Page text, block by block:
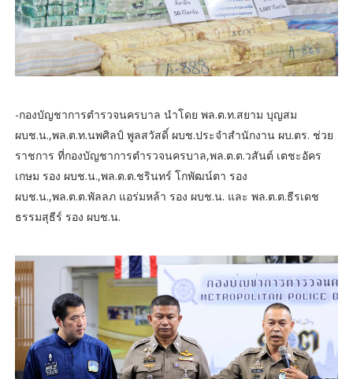
-กองบัญชาการตำรวจนครบาล นำโดย พล.ต.ท.สยาม บุญสม
ผบช.น.,พล.ต.ท.นพศิลป์ พูลสวัสดิ์ ผบช.ประจำสำนักงาน ผบ.ตร. ช่วย
ราชการ ที่กองบัญชาการตำรวจนครบาล,พล.ต.ต.วสันต์ เตชะอัคร
เกษม รอง ผบช.น.,พล.ต.ต.ชรินทร์ โกพัฒน์ตา รอง
ผบช.น.,พล.ต.ต.พัลลภ แอร่มหล้า รอง ผบช.น. และ พล.ต.ต.ธีรเดช
ธรรมสุธีร์ รอง ผบช.น.